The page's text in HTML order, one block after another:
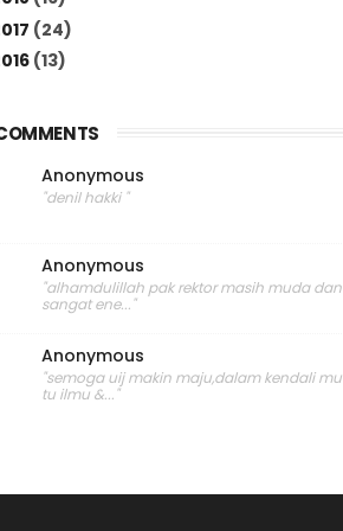
(24)
(13)
Anonymous
"denil hakki "
Anonymous
"alhamdulillah pak rektor masih muda dan
sangat ene..."
Anonymous
"semoga uij makin maju,dalam kendali mu
tu ilmu &..."